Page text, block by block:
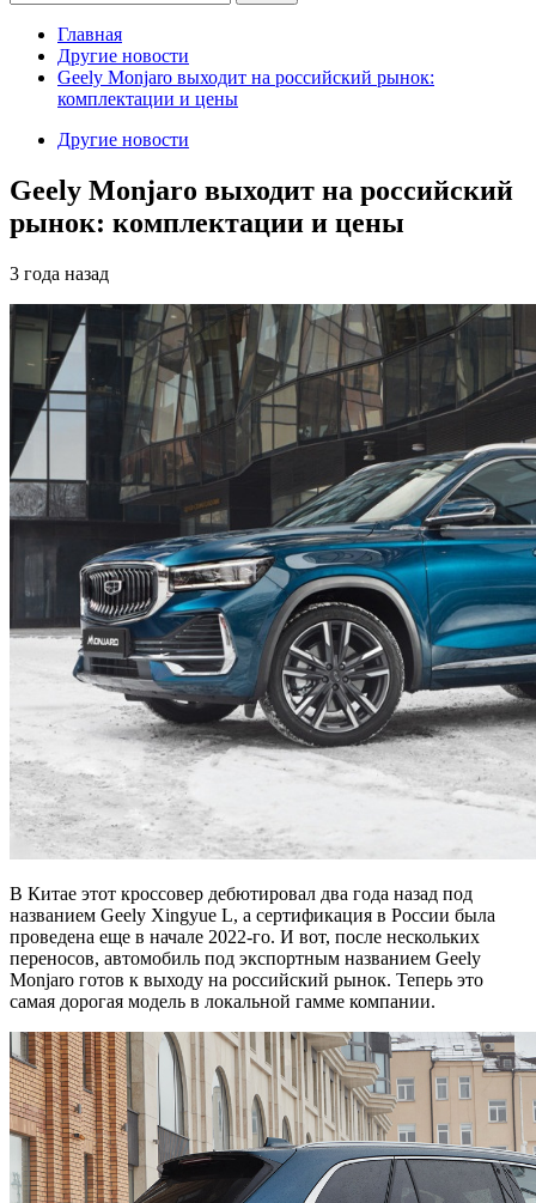
Главная
Другие новости
Geely Monjaro выходит на российский рынок:
комплектации и цены
Другие новости
Geely Monjaro выходит на российский
рынок: комплектации и цены
3 года назад
В Китае этот кроссовер дебютировал два года назад под
названием Geely Xingyue L, а сертификация в России была
проведена еще в начале 2022-го. И вот, после нескольких
переносов, автомобиль под экспортным названием Geely
Monjaro готов к выходу на российский рынок. Теперь это
самая дорогая модель в локальной гамме компании.